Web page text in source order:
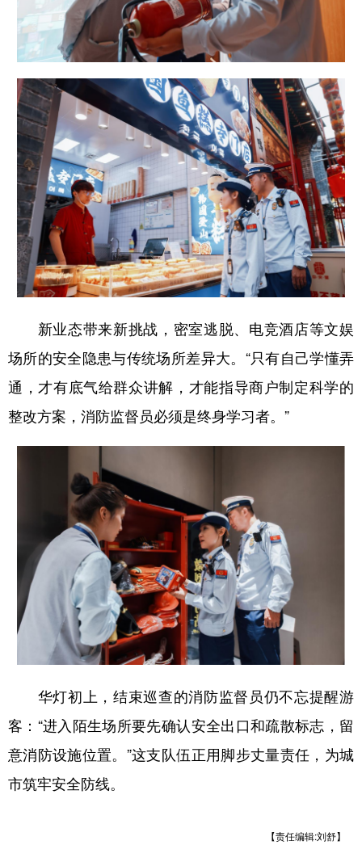
新业态带来新挑战，密室逃脱、电竞酒店等文娱
场所的安全隐患与传统场所差异大。 “只有自己学懂弄
通 ， 才有底气给群众讲解， 才能指导商户制定科学的
整改方案 ， 消防监督员必须是终身学习者。 ”
华灯初上，结束巡查的消防监督员仍不忘提醒游
客： “进入陌生场所要先确认安全出口和疏散标志，留
意消防设施位置。”这支队伍正用脚步丈量责任，为城
市筑牢安全防线。
【责任编辑:刘舒】